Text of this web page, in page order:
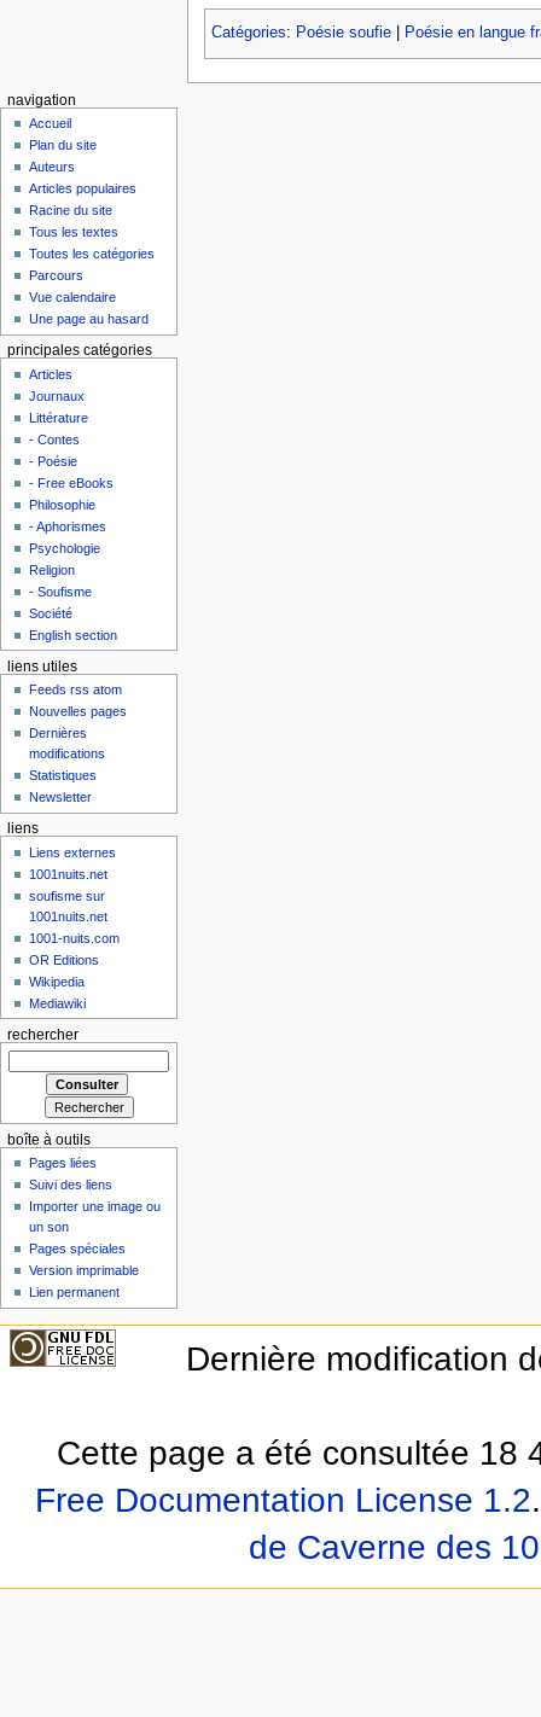
Catégories: Poésie soufie| Poésie en langue
navigation
Accueil
Plan du site
Auteurs
Articles populaires
Racine du site
Tous les textes
Toutes les catégories
Parcours
Vue calendaire
Une page au hasard
principales catégories
Articles
Journaux
Littérature
- Contes
- Poésie
- Free eBooks
Philosophie
- Aphorismes
Psychologie
Religion
- Soufisme
Société
English section
liens utiles
Feeds rss atom
Nouvelles pages
Dernières
modifications
Statistiques
Newsletter
liens
Liens externes
1001nuits.net
soufisme sur
1001nuits.net
1001-nuits.com
OR Editions
Wikipedia
Mediawiki
rechercher
boîte à outils
Pages liées
Suivi des liens
Importer une image ou
un son
Pages spéciales
Version imprimable
Lien permanent
Dernière modification
Cette page a été consultée 18
Free Documentation License 1.2.
de Caverne des